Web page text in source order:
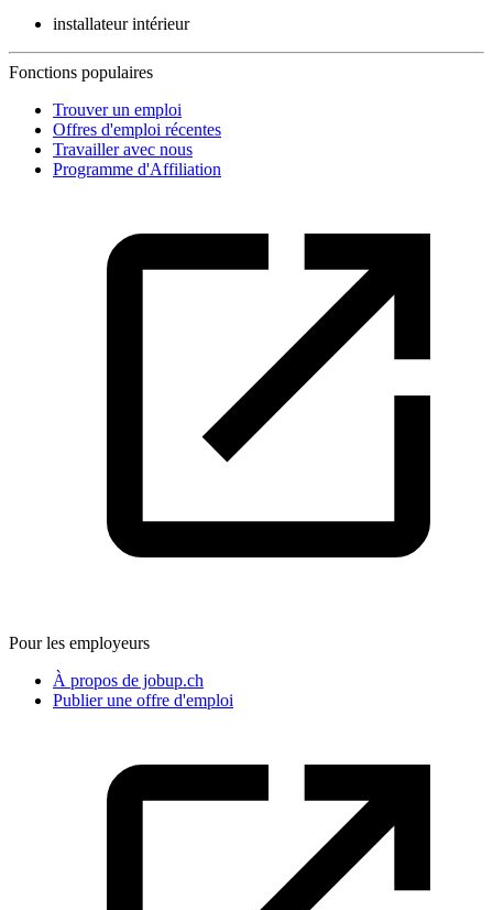
installateur intérieur
Fonctions populaires
Trouver un emploi
Offres d'emploi récentes
Travailler avec nous
Programme d'Affiliation
Pour les employeurs
À propos de jobup.ch
Publier une offre d'emploi